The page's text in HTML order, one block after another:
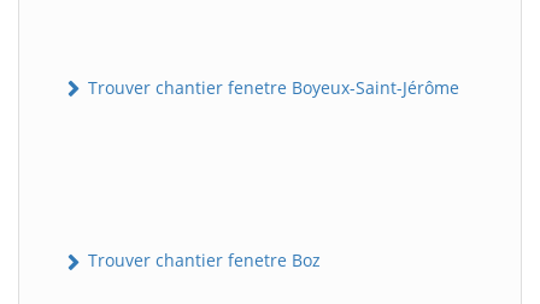
Trouver chantier fenetre Boyeux-Saint-Jérôme
Trouver chantier fenetre Boz